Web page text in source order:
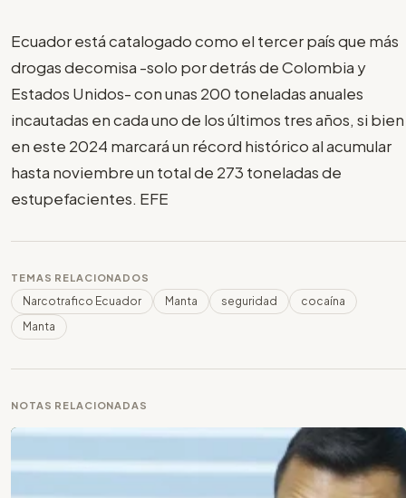
Ecuador está catalogado como el tercer país que más
drogas decomisa -solo por detrás de Colombia y
Estados Unidos- con unas 200 toneladas anuales
incautadas en cada uno de los últimos tres años, si bien
en este 2024 marcará un récord histórico al acumular
hasta noviembre un total de 273 toneladas de
estupefacientes. EFE
TEMAS RELACIONADOS
Narcotrafico Ecuador Manta seguridad
cocaína
Manta
NOTAS RELACIONADAS